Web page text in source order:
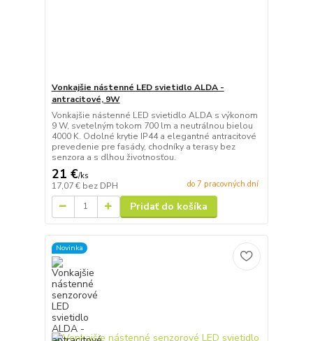
Vonkajšie nástenné LED svietidlo ALDA -
antracitové, 9W
Vonkajšie nástenné LED svietidlo ALDA s výkonom
9 W, svetelným tokom 700 lm a neutrálnou bielou
4000 K. Odolné krytie IP44 a elegantné antracitové
prevedenie pre fasády, chodníky a terasy bez
senzora a s dlhou životnosťou.
21 €/ks
17,07 € bez DPH do 7 pracovných dní
Pridať do košíka
Novinka